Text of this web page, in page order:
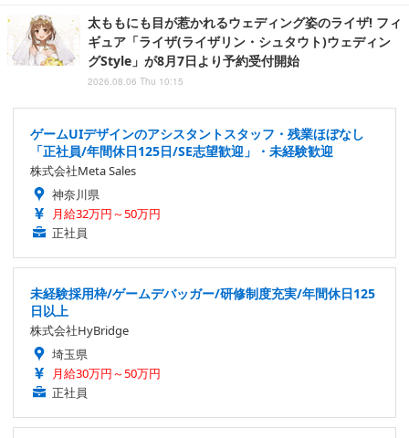
太ももにも目が惹かれるウェディング姿のライザ! フィ
ギュア「ライザ(ライザリン・シュタウト)ウェディン
グStyle」が8月7日より予約受付開始
2026.08.06 Thu 10:15
ゲームUIデザインのアシスタントスタッフ・残業ほぼなし
「正社員/年間休日125日/SE志望歓迎」・未経験歓迎
株式会社Meta Sales
神奈川県
月給32万円～50万円
正社員
未経験採用枠/ゲームデバッガー/研修制度充実/年間休日125
日以上
株式会社HyBridge
埼玉県
月給30万円～50万円
正社員